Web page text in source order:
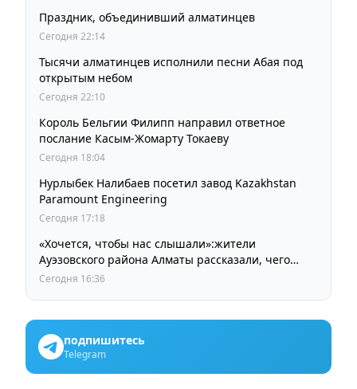
Праздник, объединивший алматинцев
Сегодня 22:14
Тысячи алматинцев исполнили песни Абая под
открытым небом
Сегодня 22:10
Король Бельгии Филипп направил ответное
послание Касым-Жомарту Токаеву
Сегодня 18:04
Нурлыбек Налибаев посетил завод Kazakhstan
Paramount Engineering
Сегодня 17:18
«Хочется, чтобы нас слышали»:жители
Ауэзовского района Алматы рассказали, чего
ждут от выборов депутатов Курултая
Сегодня 16:36
подпишитесь
Telegram